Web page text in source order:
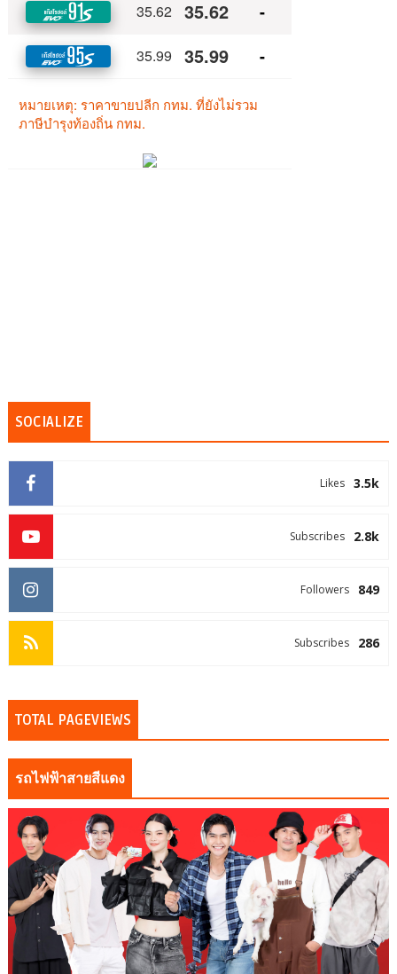
SOCIALIZE
3.5k
Likes
2.8k
Subscribes
849
Followers
286
Subscribes
TOTAL PAGEVIEWS
รถไฟฟ้าสายสีแดง